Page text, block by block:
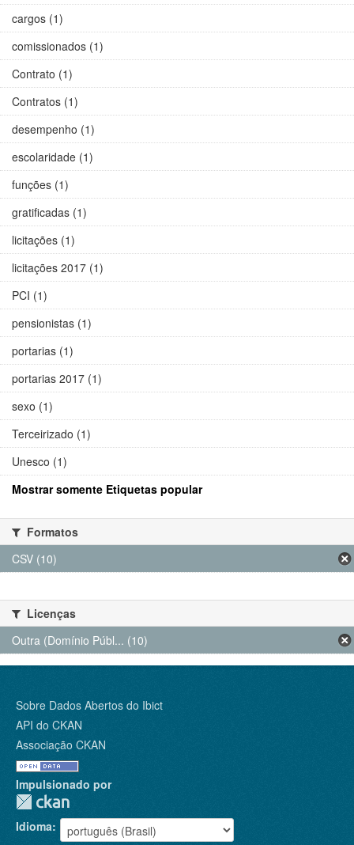
cargos (1)
comissionados (1)
Contrato (1)
Contratos (1)
desempenho (1)
escolaridade (1)
funções (1)
gratificadas (1)
licitações (1)
licitações 2017 (1)
PCI (1)
pensionistas (1)
portarias (1)
portarias 2017 (1)
sexo (1)
Terceirizado (1)
Unesco (1)
Mostrar somente Etiquetas popular
Formatos
CSV (10)
Licenças
Outra (Domínio Públ... (10)
Sobre Dados Abertos do Ibict
API do CKAN
Associação CKAN
Impulsionado por
Idioma